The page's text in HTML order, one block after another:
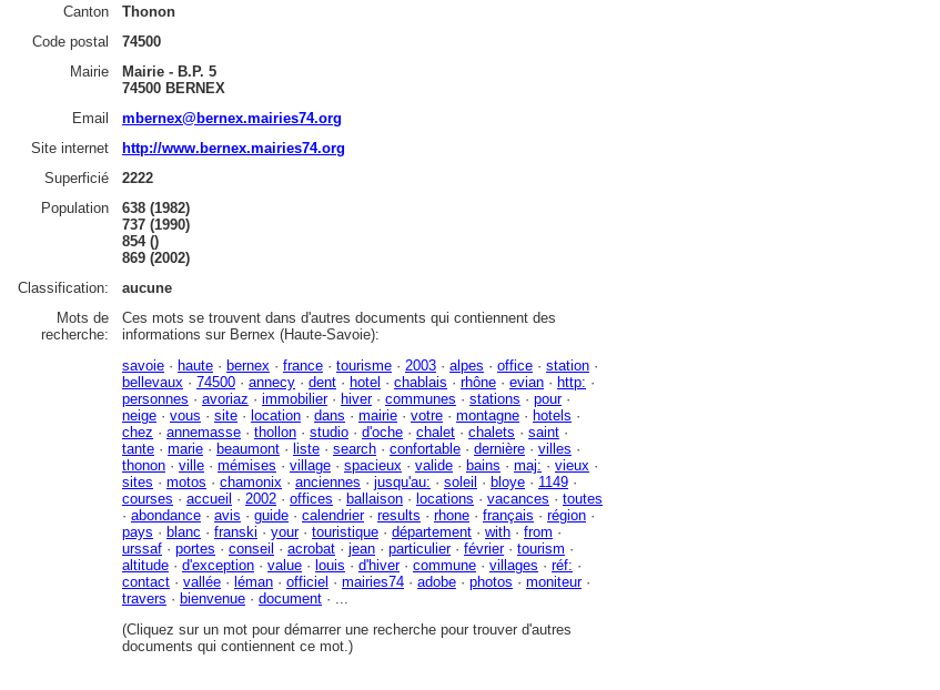
Canton
Thonon
Code postal
74500
Mairie
Mairie - B.P. 5
74500 BERNEX
Email
mbernex@bernex.mairies74.org
Site internet
http://www.bernex.mairies74.org
Superficié
2222
Population
638 (1982)
737 (1990)
854 ()
869 (2002)
Classification:
aucune
Mots de
recherche:
Ces mots se trouvent dans d'autres documents qui contiennent des
informations sur Bernex (Haute-Savoie):
savoie · haute · bernex · france · tourisme · 2003 · alpes · office · station ·
bellevaux · 74500 · annecy · dent · hotel · chablais · rhône · evian · http: ·
personnes · avoriaz · immobilier· hiver· communes · stations · pour·
neige · vous · site · location · dans · mairie · votre · montagne · hotels ·
chez · annemasse · thollon · studio · d'oche · chalet · chalets · saint ·
tante · marie · beaumont · liste · search · confortable · dernière · villes ·
thonon · ville · mémises · village · spacieux · valide · bains · maj: · vieux ·
sites · motos · chamonix · anciennes · jusqu'au: · soleil · bloye · 1149 ·
courses · accueil · 2002 · offices · ballaison · locations · vacances · toutes
· abondance · avis · guide · calendrier· results · rhone · français · région ·
pays · blanc · franski · your· touristique · département · with · from ·
urssaf · portes · conseil · acrobat · jean · particulier· février· tourism ·
altitude · d'exception · value · louis · d'hiver· commune · villages · réf: ·
contact · vallée · léman · officiel · mairies74 · adobe · photos · moniteur·
travers · bienvenue · document · ...
(Cliquez sur un mot pour démarrer une recherche pour trouver d'autres
documents qui contiennent ce mot.)